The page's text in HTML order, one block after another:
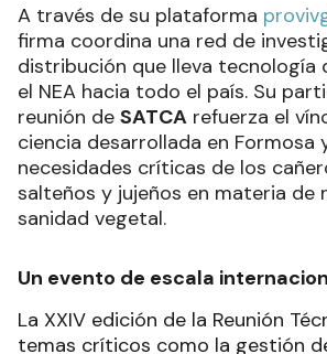
A través de su plataforma
firma coordina una red de
distribución que lleva tecnología
el NEA hacia todo el país. Su
reunión de SATCA refuerza el
ciencia desarrollada en Formosa
necesidades críticas de los
salteños y jujeños en materia de
sanidad vegetal.
Un evento de escala
La XXIV edición de la Reunión
temas críticos como la gestión